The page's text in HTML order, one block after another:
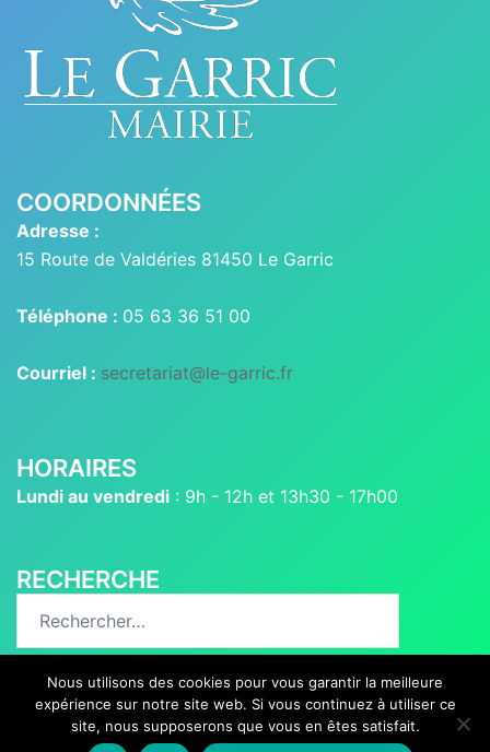
COORDONNÉES
Adresse :
15 Route de Valdéries 81450 Le Garric
Téléphone : 05 63 36 51 00
Courriel : secretariat@le-garric.fr
HORAIRES
Lundi au vendredi : 9h - 12h et 13h30 - 17h00
RECHERCHE
Nous utilisons des cookies pour vous garantir la meilleure
expérience sur notre site web. Si vous continuez à utiliser ce
site, nous supposerons que vous en êtes satisfait.